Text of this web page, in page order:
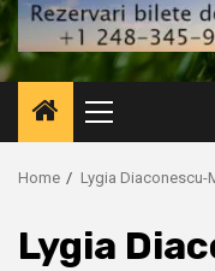
Primary
Menu
Home Lygia Diaconescu-
Lygia